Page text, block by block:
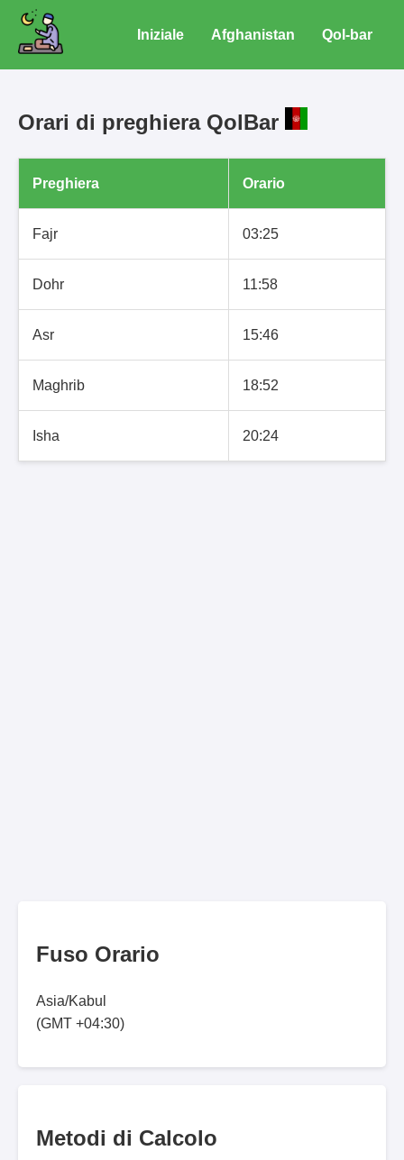
Iniziale Afghanistan Qol-bar
Orari di preghiera QolBar
Preghiera Orario
Fajr 03:25
Dohr 11:58
Asr 15:46
Maghrib 18:52
Isha 20:24
Fuso Orario
Asia/Kabul
(GMT +04:30)
Metodi di Calcolo